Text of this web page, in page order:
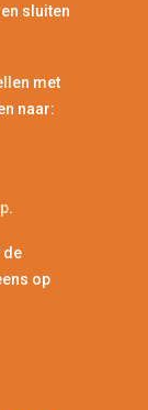
sluiten
met
naar:
.
de
op